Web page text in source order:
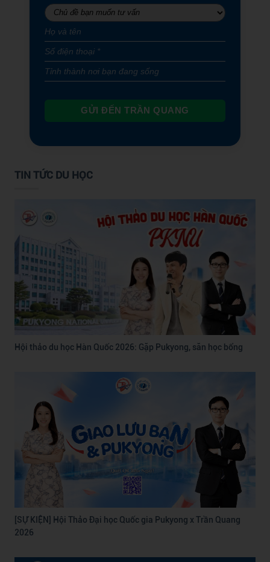
GỬI ĐẾN TRẦN QUANG
TIN TỨC DU HỌC
Hội thảo du học Hàn Quốc 2026: Gặp Pukyong, săn học bổng
[SỰ KIỆN] Hội Thảo Đại học Quốc gia Pukyong x Trần Quang
2026